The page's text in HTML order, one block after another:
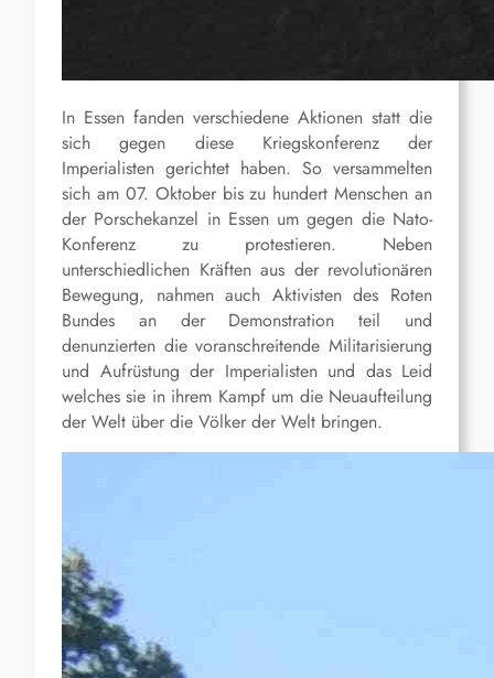
In Essen fanden verschiedene Aktionen statt die
sich gegen diese Kriegskonferenz der
Imperialisten gerichtet haben. So versammelten
sich am 07. Oktober bis zu hundert Menschen an
der Porschekanzel in Essen um gegen die Nato-
Konferenz zu protestieren. Neben
unterschiedlichen Kräften aus der revolutionären
Bewegung, nahmen auch Aktivisten des Roten
Bundes an der Demonstration teil und
denunzierten die voranschreitende Militarisierung
und Aufrüstung der Imperialisten und das Leid
welches sie in ihrem Kampf um die Neuaufteilung
der Welt über die Völker der Welt bringen.